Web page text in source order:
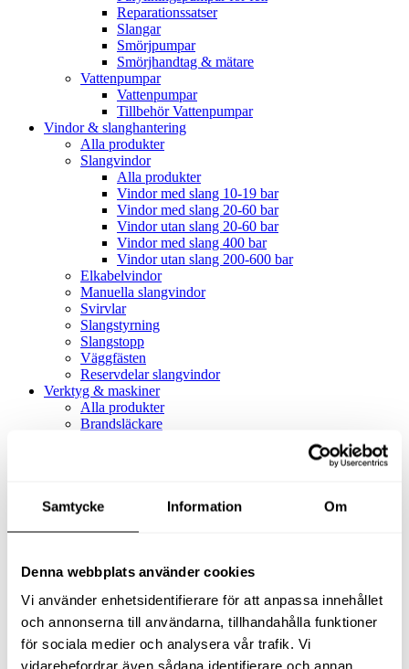
Samtycke Information Om
Denna webbplats använder cookies
Vi använder enhetsidentifierare för att anpassa innehållet
och annonserna till användarna, tillhandahålla funktioner
för sociala medier och analysera vår trafik. Vi
vidarebefordrar även sådana identifierare och annan
Reparationssatser
Slangar
Smörjpumpar
Smörjhandtag & mätare
Vattenpumpar
Vattenpumpar
Tillbehör Vattenpumpar
Vindor & slanghantering
Alla produkter
Slangvindor
Alla produkter
Vindor med slang 10-19 bar
Vindor med slang 20-60 bar
Vindor utan slang 20-60 bar
Vindor med slang 400 bar
Vindor utan slang 200-600 bar
Elkabelvindor
Manuella slangvindor
Svirvlar
Slangstyrning
Slangstopp
Väggfästen
Reservdelar slangvindor
Verktyg & maskiner
Alla produkter
Brandsläckare
Alla produkter
Slangfäste
Textil- & Våtdammsugare
Tillbehör Textil- & våtdammsugare
Adaptrar
Dammsugare